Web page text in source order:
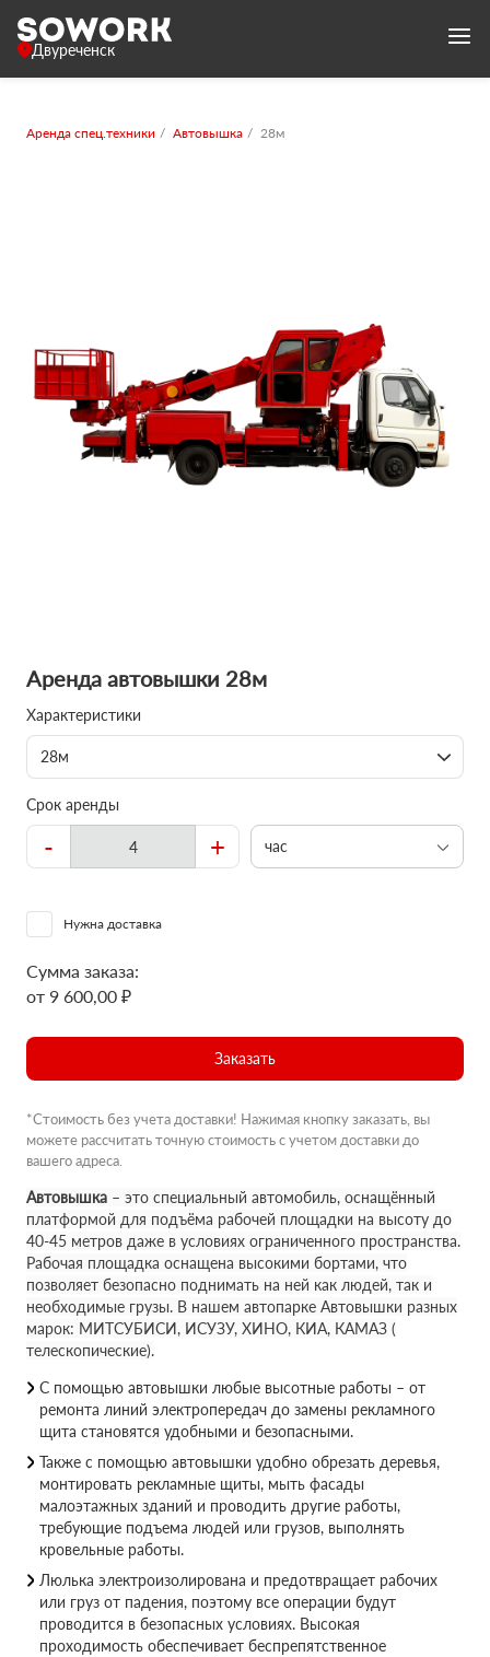
Двуреченск
Аренда спец.техники Автовышка 28м
Аренда автовышки 28м
Характеристики
28м
Срок аренды
- + час
Нужна доставка
Сумма заказа:
от 9 600,00 ₽
Заказать
*Стоимость без учета доставки! Нажимая кнопку заказать, вы
можете рассчитать точную стоимость с учетом доставки до
вашего адреса.
Автовышка – это специальный автомобиль, оснащённый
платформой для подъёма рабочей площадки на высоту до
40-45 метров даже в условиях ограниченного пространства.
Рабочая площадка оснащена высокими бортами, что
позволяет безопасно поднимать на ней как людей, так и
необходимые грузы. В нашем автопарке Автовышки разных
марок: МИТСУБИСИ, ИСУЗУ, ХИНО, КИА, КАМАЗ (
телескопические).
С помощью автовышки любые высотные работы – от
ремонта линий электропередач до замены рекламного
щита становятся удобными и безопасными.
Также с помощью автовышки удобно обрезать деревья,
монтировать рекламные щиты, мыть фасады
малоэтажных зданий и проводить другие работы,
требующие подъема людей или грузов, выполнять
кровельные работы.
Люлька электроизолирована и предотвращает рабочих
или груз от падения, поэтому все операции будут
проводится в безопасных условиях. Высокая
проходимость обеспечивает беспрепятственное